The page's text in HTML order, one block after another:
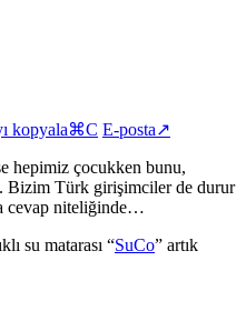
kopyala⌘C E-posta↗
hepimiz çocukken bunu,
Bizim Türk girişimciler de durur
cevap niteliğinde…
su matarası “SuCo” artık